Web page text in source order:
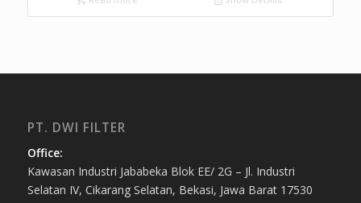
PT. DWI FILTER
Office:
Kawasan Industri Jababeka Blok EE/ 2G – Jl. Industri
Selatan IV, Cikarang Selatan, Bekasi, Jawa Barat 17530